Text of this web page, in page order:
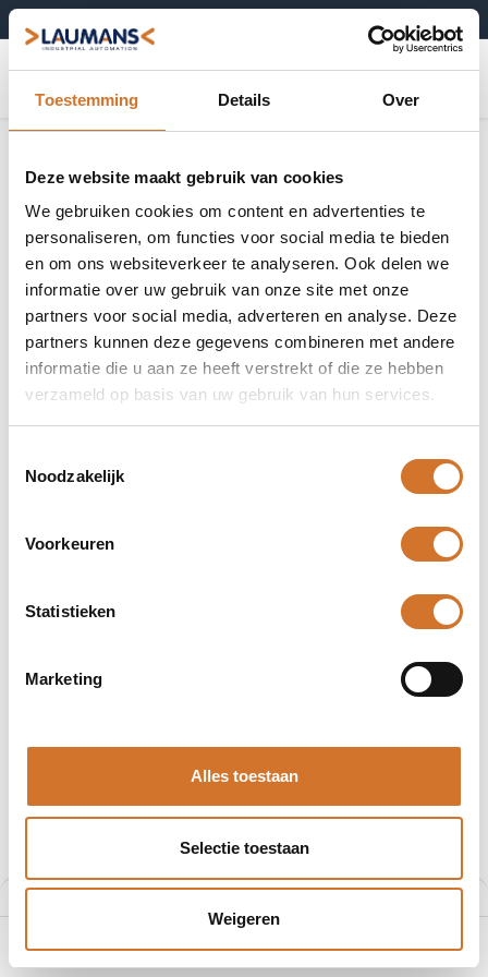
Toestemming Details Over
Deze website maakt gebruik van cookies
We gebruiken cookies om content en advertenties te
personaliseren, om functies voor social media te bieden
en om ons websiteverkeer te analyseren. Ook delen we
informatie over uw gebruik van onze site met onze
partners voor social media, adverteren en analyse. Deze
partners kunnen deze gegevens combineren met andere
informatie die u aan ze heeft verstrekt of die ze hebben
verzameld op basis van uw gebruik van hun services.
Noodzakelijk
Voorkeuren
Statistieken
Marketing
Alles toestaan
Selectie toestaan
Weigeren
Filters Aanbevolen
0
Aan / uit
schakelaars
2-standen
schakelaars
zonder "Off"
Producten 301 producten gevonden.